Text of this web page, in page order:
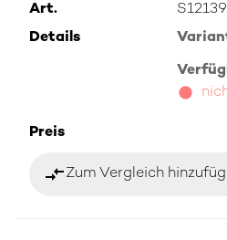
Art.
Details
Preis
compare_arrowsZum Vergleich